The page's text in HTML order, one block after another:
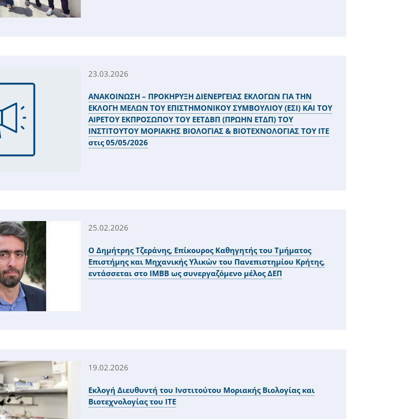
23.03.2026
ΑΝΑΚΟΙΝΩΣΗ – ΠΡΟΚΗΡΥΞΗ ΔΙΕΝΕΡΓΕΙΑΣ ΕΚΛΟΓΩΝ ΓΙΑ ΤΗΝ
ΕΚΛΟΓΗ ΜΕΛΩΝ ΤΟΥ ΕΠΙΣΤΗΜΟΝΙΚΟΥ ΣΥΜΒΟΥΛΙΟΥ (ΕΣΙ) ΚΑΙ ΤΟΥ
ΑΙΡΕΤΟΥ ΕΚΠΡΟΣΩΠΟΥ ΤΟΥ ΕΕΤΔΒΠ (ΠΡΩΗΝ ΕΤΔΠ) ΤΟΥ
ΙΝΣΤΙΤΟΥΤΟΥ ΜΟΡΙΑΚΗΣ ΒΙΟΛΟΓΙΑΣ & ΒΙΟΤΕΧΝΟΛΟΓΙΑΣ ΤΟΥ ΙΤΕ
στις 05/05/2026
25.02.2026
Ο Δημήτρης Τζεράνης, Επίκουρος Καθηγητής του Τμήματος
Επιστήμης και Μηχανικής Υλικών του Πανεπιστημίου Κρήτης,
εντάσσεται στο ΙΜΒΒ ως συνεργαζόμενο μέλος ΔΕΠ
19.02.2026
Εκλογή Διευθυντή του Ινστιτούτου Μοριακής Βιολογίας και
Βιοτεχνολογίας του ΙΤΕ